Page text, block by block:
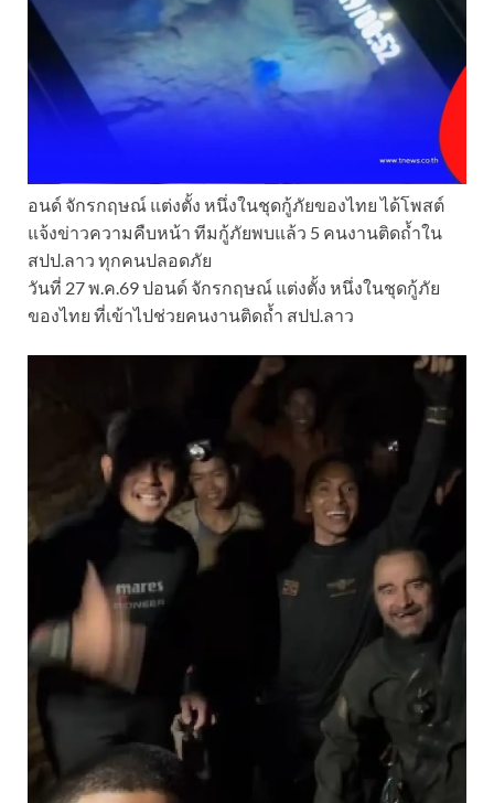
อนด์ จักรกฤษณ์ แต่งตั้ง หนึ่งในชุดกู้ภัยของไทย ได้โพสต์
แจ้งข่าวความคืบหน้า ทีมกู้ภัยพบแล้ว 5 คนงานติดถ้ำใน
สปป.ลาว ทุกคนปลอดภัย
วันที่ 27 พ.ค.69 ปอนด์ จักรกฤษณ์ แต่งตั้ง หนึ่งในชุดกู้ภัย
ของไทย ที่เข้าไปช่วยคนงานติดถ้ำ สปป.ลาว